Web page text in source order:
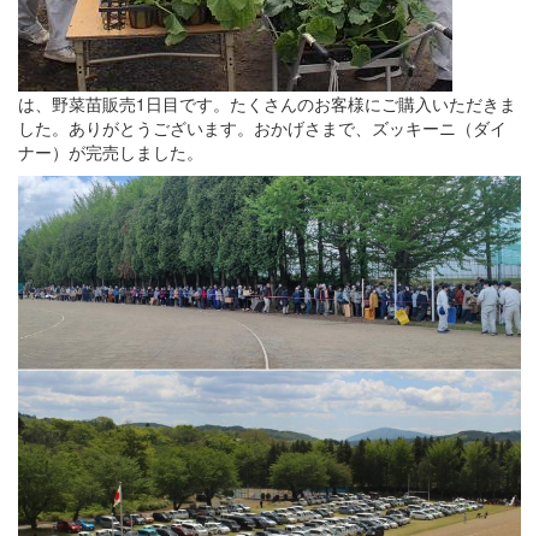
は、野菜苗販売1日目です。たくさんのお客様にご購入いただきま
した。ありがとうございます。おかげさまで、ズッキーニ（ダイ
ナー）が完売しました。